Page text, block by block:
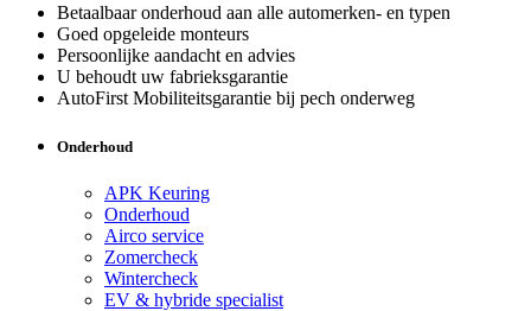
Betaalbaar onderhoud aan alle automerken- en typen
Goed opgeleide monteurs
Persoonlijke aandacht en advies
U behoudt uw fabrieksgarantie
AutoFirst Mobiliteitsgarantie bij pech onderweg
Onderhoud
APK Keuring
Onderhoud
Airco service
Zomercheck
Wintercheck
EV & hybride specialist